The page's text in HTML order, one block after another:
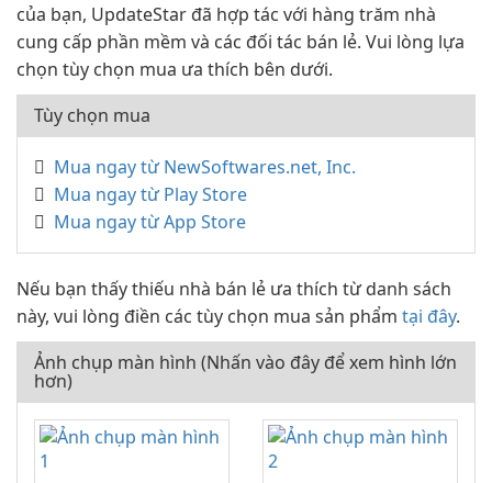
của bạn, UpdateStar đã hợp tác với hàng trăm nhà
cung cấp phần mềm và các đối tác bán lẻ. Vui lòng lựa
chọn tùy chọn mua ưa thích bên dưới.
Tùy chọn mua
Mua ngay từ NewSoftwares.net, Inc.
Mua ngay từ Play Store
Mua ngay từ App Store
Nếu bạn thấy thiếu nhà bán lẻ ưa thích từ danh sách
này, vui lòng điền các tùy chọn mua sản phẩm tại đây.
Ảnh chụp màn hình (Nhấn vào đây để xem hình lớn
hơn)